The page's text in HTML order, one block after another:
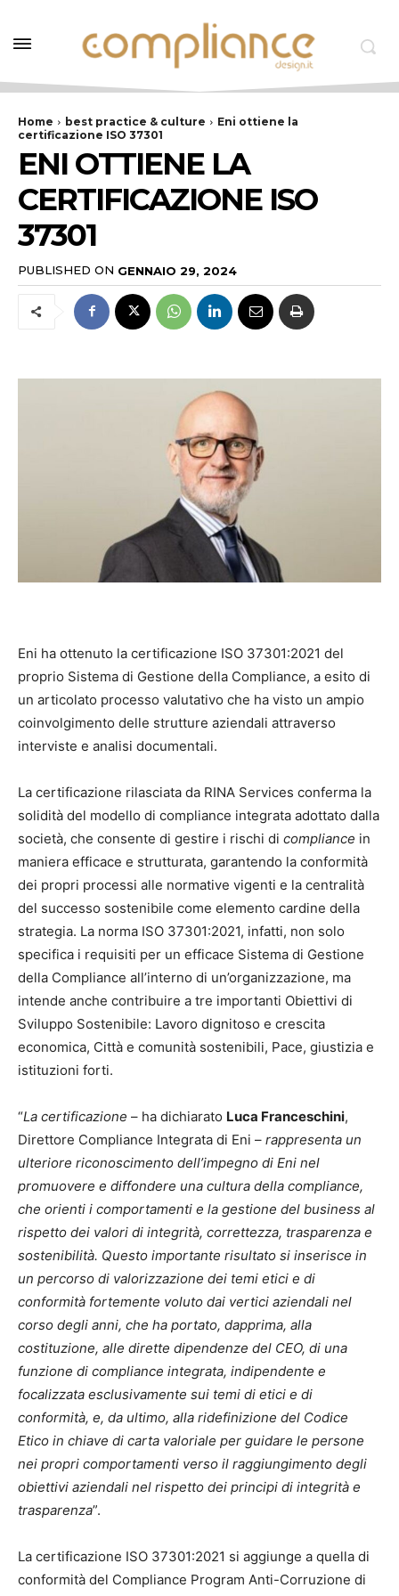
Home best practice & culture
Eni ottiene la
certificazione ISO 37301
ENI OTTIENE LA
CERTIFICAZIONE ISO
37301
PUBLISHED ON GENNAIO 29, 2024
Eni ha ottenuto la certificazione ISO 37301:2021 del
proprio Sistema di Gestione della Compliance, a esito di
un articolato processo valutativo che ha visto un ampio
coinvolgimento delle strutture aziendali attraverso
interviste e analisi documentali.
La certificazione rilasciata da RINA Services conferma la
solidità del modello di compliance integrata adottato dalla
società, che consente di gestire i rischi di compliance in
maniera efficace e strutturata, garantendo la conformità
dei propri processi alle normative vigenti e la centralità
del successo sostenibile come elemento cardine della
strategia. La norma ISO 37301:2021, infatti, non solo
specifica i requisiti per un efficace Sistema di Gestione
della Compliance all’interno di un’organizzazione, ma
intende anche contribuire a tre importanti Obiettivi di
Sviluppo Sostenibile: Lavoro dignitoso e crescita
economica, Città e comunità sostenibili, Pace, giustizia e
istituzioni forti.
“La certificazione – ha dichiarato Luca Franceschini,
Direttore Compliance Integrata di Eni – rappresenta un
ulteriore riconoscimento dell’impegno di Eni nel
promuovere e diffondere una cultura della compliance,
che orienti i comportamenti e la gestione del business al
rispetto dei valori di integrità, correttezza, trasparenza e
sostenibilità. Questo importante risultato si inserisce in
un percorso di valorizzazione dei temi etici e di
conformità fortemente voluto dai vertici aziendali nel
corso degli anni, che ha portato, dapprima, alla
costituzione, alle dirette dipendenze del CEO, di una
funzione di compliance integrata, indipendente e
focalizzata esclusivamente sui temi di etici e di
conformità, e, da ultimo, alla ridefinizione del Codice
Etico in chiave di carta valoriale per guidare le persone
nei propri comportamenti verso il raggiungimento degli
obiettivi aziendali nel rispetto dei principi di integrità e
trasparenza”.
La certificazione ISO 37301:2021 si aggiunge a quella di
conformità del Compliance Program Anti-Corruzione di